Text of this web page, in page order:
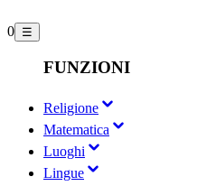
0 ☰
FUNZIONI
Religione
Matematica
Luoghi
Lingue